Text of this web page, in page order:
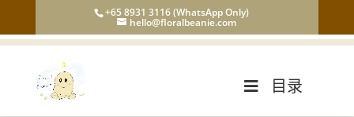
+65 8931 3116 (WhatsApp Only)
hello@floralbeanie.com
目录